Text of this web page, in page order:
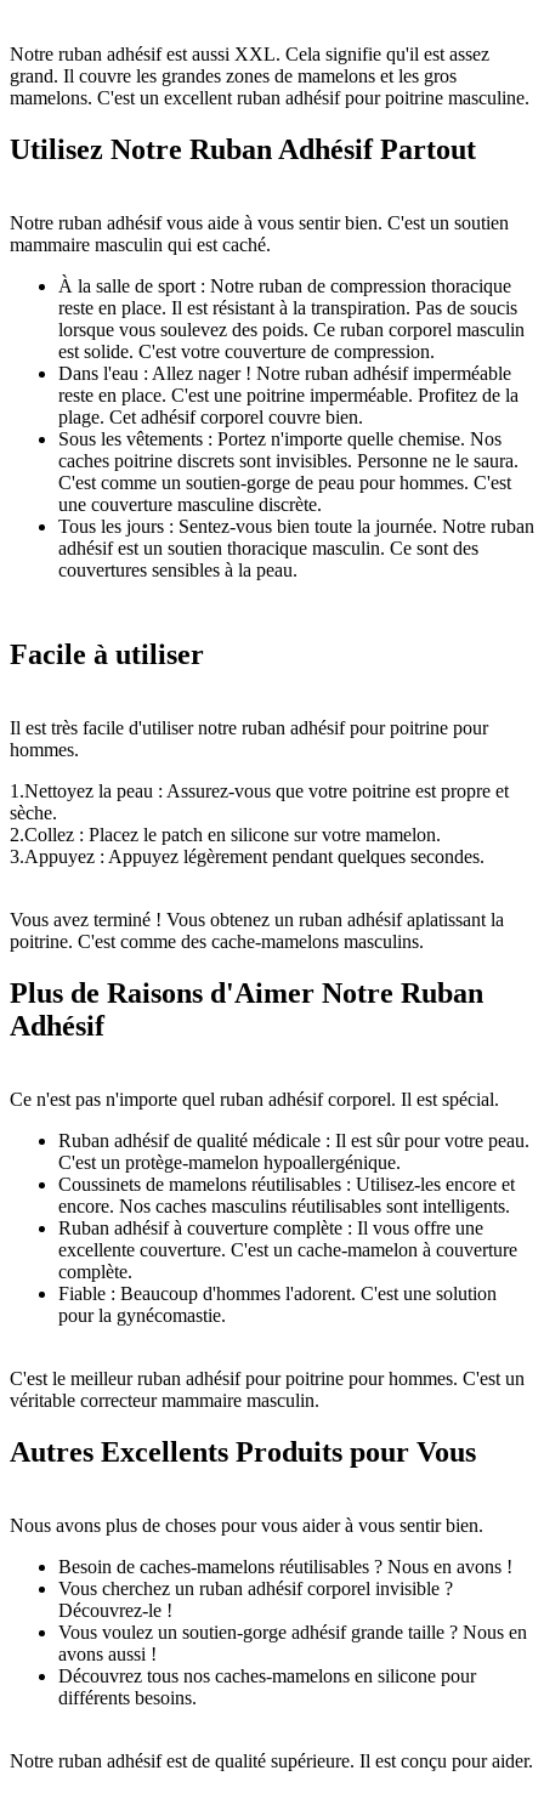
Notre ruban adhésif est aussi XXL. Cela signifie qu'il est assez
grand. Il couvre les grandes zones de mamelons et les gros
mamelons. C'est un excellent ruban adhésif pour poitrine masculine.
Utilisez Notre Ruban Adhésif Partout
Notre ruban adhésif vous aide à vous sentir bien. C'est un soutien
mammaire masculin qui est caché.
À la salle de sport : Notre ruban de compression thoracique
reste en place. Il est résistant à la transpiration. Pas de soucis
lorsque vous soulevez des poids. Ce ruban corporel masculin
est solide. C'est votre couverture de compression.
Dans l'eau : Allez nager ! Notre ruban adhésif imperméable
reste en place. C'est une poitrine imperméable. Profitez de la
plage. Cet adhésif corporel couvre bien.
Sous les vêtements : Portez n'importe quelle chemise. Nos
caches poitrine discrets sont invisibles. Personne ne le saura.
C'est comme un soutien-gorge de peau pour hommes. C'est
une couverture masculine discrète.
Tous les jours : Sentez-vous bien toute la journée. Notre ruban
adhésif est un soutien thoracique masculin. Ce sont des
couvertures sensibles à la peau.
Facile à utiliser
Il est très facile d'utiliser notre ruban adhésif pour poitrine pour
hommes.
1.Nettoyez la peau : Assurez-vous que votre poitrine est propre et
sèche.
2.Collez : Placez le patch en silicone sur votre mamelon.
3.Appuyez : Appuyez légèrement pendant quelques secondes.
Vous avez terminé ! Vous obtenez un ruban adhésif aplatissant la
poitrine. C'est comme des cache-mamelons masculins.
Plus de Raisons d'Aimer Notre Ruban
Adhésif
Ce n'est pas n'importe quel ruban adhésif corporel. Il est spécial.
Ruban adhésif de qualité médicale : Il est sûr pour votre peau.
C'est un protège-mamelon hypoallergénique.
Coussinets de mamelons réutilisables : Utilisez-les encore et
encore. Nos caches masculins réutilisables sont intelligents.
Ruban adhésif à couverture complète : Il vous offre une
excellente couverture. C'est un cache-mamelon à couverture
complète.
Fiable : Beaucoup d'hommes l'adorent. C'est une solution
pour la gynécomastie.
C'est le meilleur ruban adhésif pour poitrine pour hommes. C'est un
véritable correcteur mammaire masculin.
Autres Excellents Produits pour Vous
Nous avons plus de choses pour vous aider à vous sentir bien.
Besoin de caches-mamelons réutilisables ? Nous en avons !
Vous cherchez un ruban adhésif corporel invisible ?
Découvrez-le !
Vous voulez un soutien-gorge adhésif grande taille ? Nous en
avons aussi !
Découvrez tous nos caches-mamelons en silicone pour
différents besoins.
Notre ruban adhésif est de qualité supérieure. Il est conçu pour aider.